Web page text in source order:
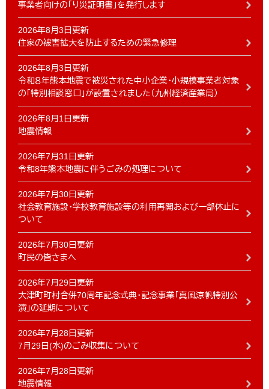
事業者向けの「り災証明書」を発行します
2026年8月3日更新
住家の被害拡大を防止するための緊急修理
2026年8月3日更新
令和８年熊本地震で被災された中小企業・小規模事業者対象
の「特別相談窓口」が設置されました（九州経済産業局）
2026年8月1日更新
地震情報
2026年7月31日更新
令和8年熊本地震に伴うごみの処理について
2026年7月30日更新
社会教育施設・学校教育施設等の利用再開および一部休止に
ついて
2026年7月30日更新
町民の皆さまへ
2026年7月29日更新
大津町町村合併70周年記念式典・記念事業「真風涼帆特別公
演」の延期について
2026年7月28日更新
7月29日(水)のごみ収集について
2026年7月28日更新
地震情報